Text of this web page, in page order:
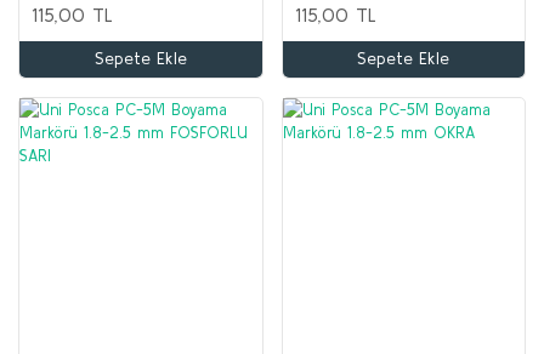
115,00 TL
Sepete Ekle
115,00 TL
Sepete Ekle